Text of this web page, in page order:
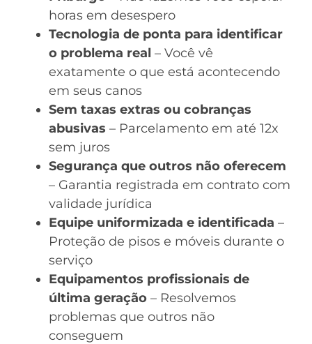
horas em desespero
Tecnologia de ponta para identificar
o problema real – Você vê
exatamente o que está acontecendo
em seus canos
Sem taxas extras ou cobranças
abusivas – Parcelamento em até 12x
sem juros
Segurança que outros não oferecem
– Garantia registrada em contrato com
validade jurídica
Equipe uniformizada e identificada –
Proteção de pisos e móveis durante o
serviço
Equipamentos profissionais de
última geração – Resolvemos
problemas que outros não
conseguem